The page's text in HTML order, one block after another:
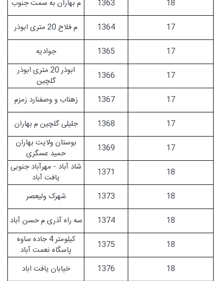
18
1363
م بهاران به سمت جنوب
17
1364
م فلاح 20 متری ابوذر
17
1365
جوادیه
17
1366
ابوذر 20 متری ابوذر
گلچین
17
1367
زهتاب و وصفنارد زمزم
17
1368
جلیلی گلچین م بهاران
17
1369
بوستان ولایت بهاران
حمید عسگری
18
1371
شاد آباد - مهرآباد جنوبی
یافت آباد
18
1373
شهرک ولیعصر
18
1374
سه راه آذری م حسن آباد
18
1375
کیلومتر 4 جاده ساوه
پاسگاه نعمت آباد
18
1376
خیابان یافت اباد